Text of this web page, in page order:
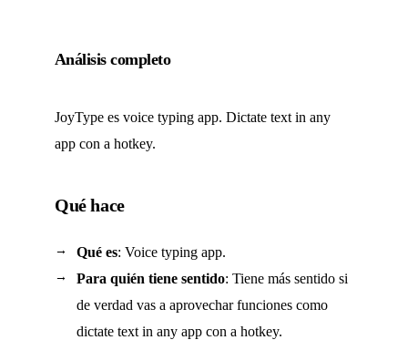
Análisis completo
JoyType es voice typing app. Dictate text in any
app con a hotkey.
Qué hace
Qué es: Voice typing app.
Para quién tiene sentido: Tiene más sentido si
de verdad vas a aprovechar funciones como
dictate text in any app con a hotkey.